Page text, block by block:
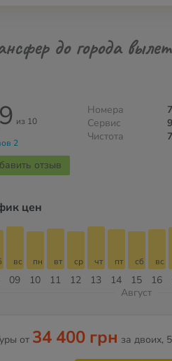
до города
из 10
2
отзыв
Номера
Сервис
Чистота
цен
09
вс
10
пн
11
вт
12
ср
13
чт
14
пт
15
сб
16
вс
Август
от 34 400 грн за двоих,